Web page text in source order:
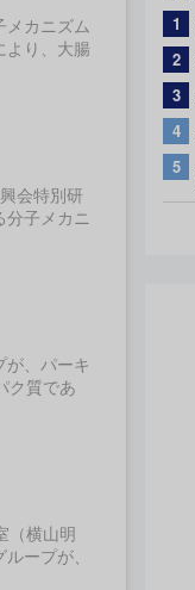
カニズム
より、大腸
会特別研
子メカニ
、パーキ
ク質であ
（横山明
ープが、
1
2
3
4
5